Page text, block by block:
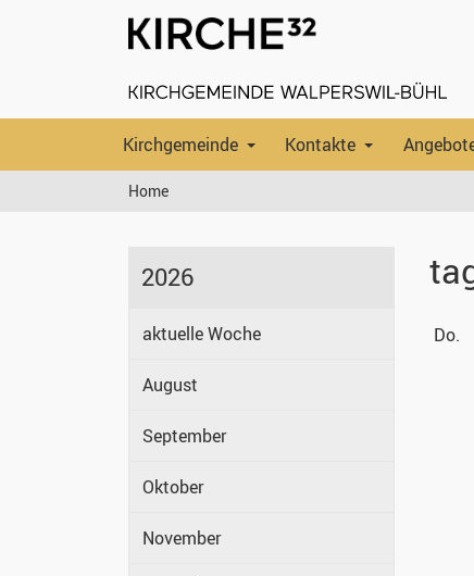
Kirchgemeinde Kontakte
Home
2026
aktuelle Woche
August
September
Oktober
November
Do.